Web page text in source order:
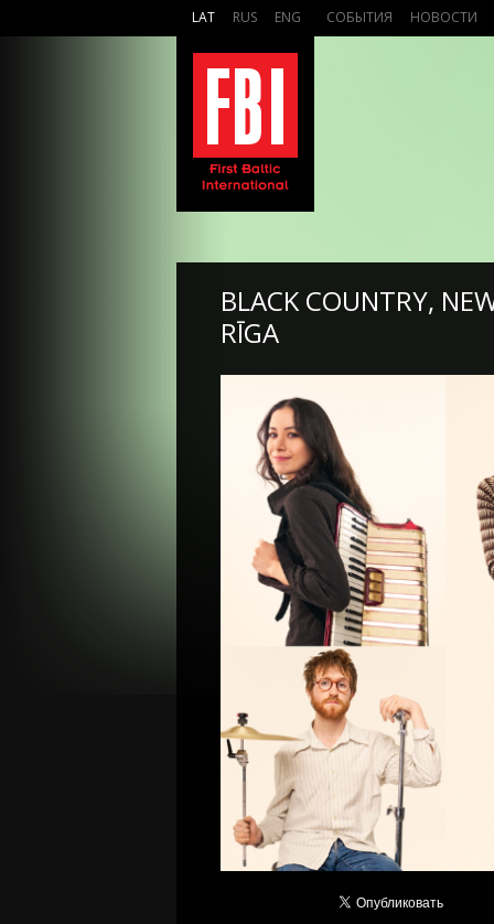
LAT RUS ENG СОБЫТИЯ НОВОСТИ
BLACK COUNTRY,
RĪGA